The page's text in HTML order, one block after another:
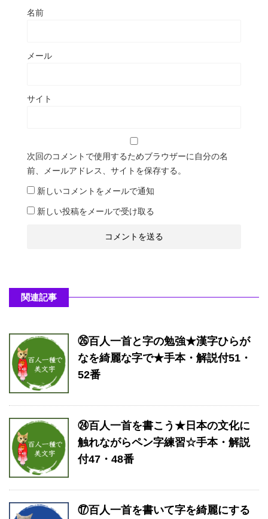
名前
メール
サイト
次回のコメントで使用するためブラウザーに自分の名
前、メールアドレス、サイトを保存する。
新しいコメントをメールで通知
新しい投稿をメールで受け取る
関連記事
㉖百人一首と字の勉強★漢字ひらが
なを綺麗な字で★手本・解説付51・
52番
㉔百人一首を書こう★日本の文化に
触れながらペン字練習☆手本・解説
付47・48番
⑰百人一首を書いて字を綺麗にする